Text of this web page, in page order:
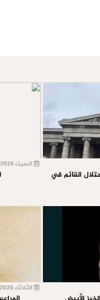
القائم في
السبت 27/06/2026
الثلاثاء 16/06/2026